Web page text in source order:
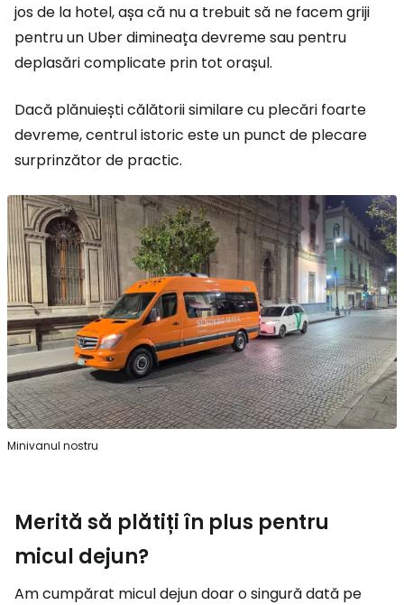
jos de la hotel, așa că nu a trebuit să ne facem griji
pentru un Uber dimineața devreme sau pentru
deplasări complicate prin tot orașul.
Dacă plănuiești călătorii similare cu plecări foarte
devreme, centrul istoric este un punct de plecare
surprinzător de practic.
Minivanul nostru
Merită să plătiți în plus pentru
micul dejun?
Am cumpărat micul dejun doar o singură dată pe